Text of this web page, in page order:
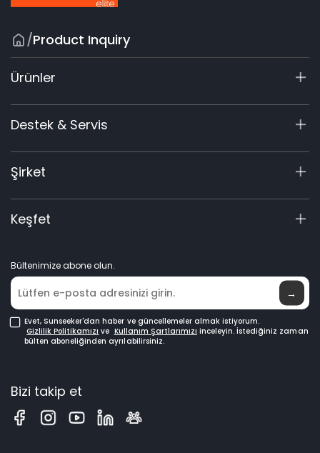
/Product Inquiry
Ürünler
X7
X5
Aksesuarlar
Destek & Servis
Destek Merkezi
Garanti Kayıt
Ürün Sorgulama
Kılavuzlar & Videolar
Şirket
Hakkımızda
Elite Laboratuvarı
Nereden Satın Alınır
Keşfet
Bültenimize abone olun.
→
Evet, Sunseeker'dan haber ve güncellemeler almak istiyorum.
Gizlilik Politikamızı ve Kullanım Şartlarımızı inceleyin. İstediğiniz zaman
bülten aboneliğinden ayrılabilirsiniz.
Bizi takip et